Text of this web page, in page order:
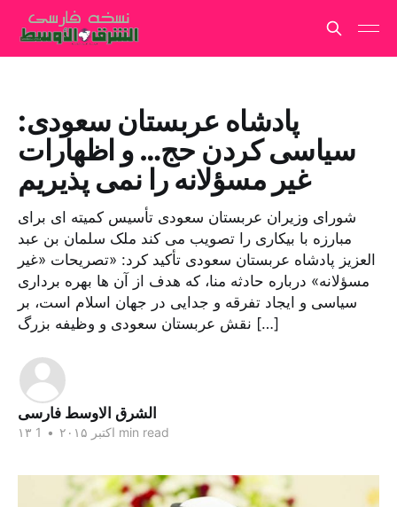
پادشاه عربستان سعودی:
سیاسی کردن حج… و اظهارات
غیر مسؤلانه را نمی پذیریم
شورای وزیران عربستان سعودی تأسیس کمیته ای برای
مبارزه با بیکاری را تصویب می کند ملک سلمان بن عبد
العزیز پادشاه عربستان سعودی تأکید کرد: «تصریحات «غیر
مسؤلانه» درباره حادثه منا، که هدف از آن ها بهره برداری
سیاسی و ایجاد تفرقه و جدایی در جهان اسلام است، بر
نقش عربستان سعودی و وظیفه بزرگ […]
الشرق الاوسط فارسی
۱۳ اکتبر ۲۰۱۵ • 1 min read